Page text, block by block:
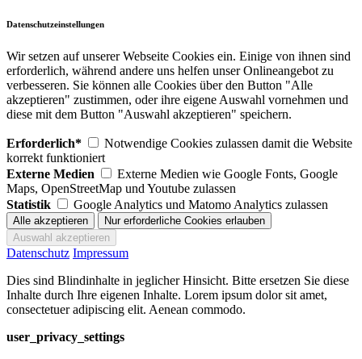
Datenschutzeinstellungen
Wir setzen auf unserer Webseite Cookies ein. Einige von ihnen sind
erforderlich, während andere uns helfen unser Onlineangebot zu
verbesseren. Sie können alle Cookies über den Button "Alle
akzeptieren" zustimmen, oder ihre eigene Auswahl vornehmen und
diese mit dem Button "Auswahl akzeptieren" speichern.
Erforderlich*
Notwendige Cookies zulassen damit die Website
korrekt funktioniert
Externe Medien
Externe Medien wie Google Fonts, Google
Maps, OpenStreetMap und Youtube zulassen
Statistik
Google Analytics und Matomo Analytics zulassen
Datenschutz Impressum
Dies sind Blindinhalte in jeglicher Hinsicht. Bitte ersetzen Sie diese
Inhalte durch Ihre eigenen Inhalte. Lorem ipsum dolor sit amet,
consectetuer adipiscing elit. Aenean commodo.
user_privacy_settings